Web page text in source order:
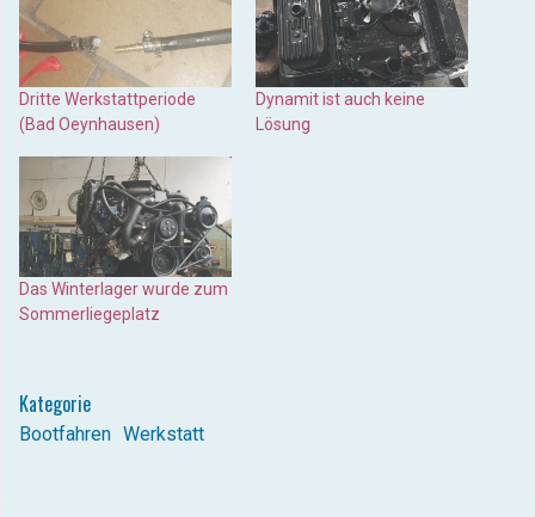
Dritte Werkstattperiode
(Bad Oeynhausen)
Dynamit ist auch keine
Lösung
Das Winterlager wurde zum
Sommerliegeplatz
Kategorie
Bootfahren Werkstatt